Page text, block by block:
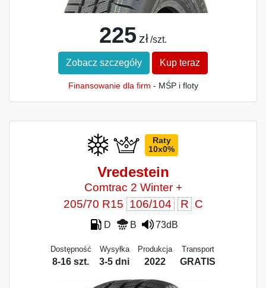
225 zł /szt.
Zobacz szczegóły Kup teraz
Finansowanie dla firm - MŚP i floty
Raty
10x0%
Vredestein
Comtrac 2 Winter +
205/70 R15 106/104 R C
D B 73dB
Dostępność
8-16 szt.
Wysyłka
3-5 dni
Produkcja
2022
Transport
GRATIS